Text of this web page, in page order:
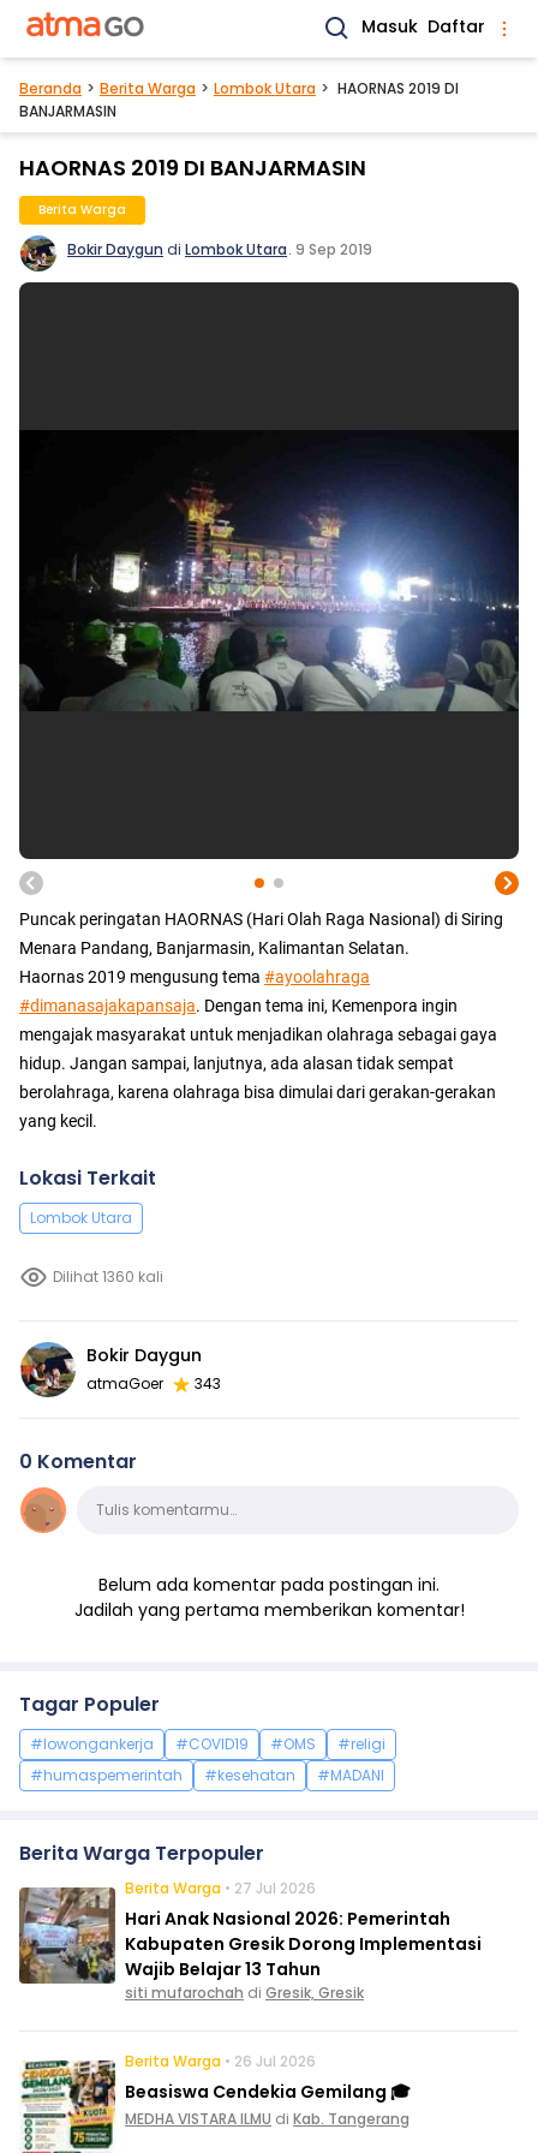
Masuk Daftar
Beranda Berita Warga Lombok Utara
HAORNAS 2019 DI
BANJARMASIN
HAORNAS 2019 DI BANJARMASIN
Berita Warga
Bokir Daygun di Lombok Utara. 9 Sep 2019
Puncak peringatan HAORNAS (Hari Olah Raga Nasional) di Siring
Menara Pandang, Banjarmasin, Kalimantan Selatan.
Haornas 2019 mengusung tema #ayoolahraga
#dimanasajakapansaja. Dengan tema ini, Kemenpora ingin
mengajak masyarakat untuk menjadikan olahraga sebagai gaya
hidup. Jangan sampai, lanjutnya, ada alasan tidak sempat
berolahraga, karena olahraga bisa dimulai dari gerakan-gerakan
yang kecil.
Lokasi Terkait
Lombok Utara
Dilihat 1360 kali
Bokir Daygun
atmaGoer 343
0 Komentar
KomentarTulis komentarmu…
Belum ada komentar pada postingan ini.
Jadilah yang pertama memberikan komentar!
Tagar Populer
#lowongankerja #COVID19 #OMS
#religi
#humaspemerintah
#kesehatan #MADANI
Berita Warga Terpopuler
Berita Warga • 27 Jul 2026
Hari Anak Nasional 2026: Pemerintah
Kabupaten Gresik Dorong Implementasi
Wajib Belajar 13 Tahun
siti mufarochah di Gresik, Gresik
Berita Warga • 26 Jul 2026
Beasiswa Cendekia Gemilang 🎓
MEDHA VISTARA ILMU di Kab. Tangerang